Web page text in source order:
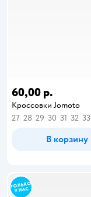
60,00 р.
Кроссовки Jomoto
27 28 29 30 31 32 33
В корзину